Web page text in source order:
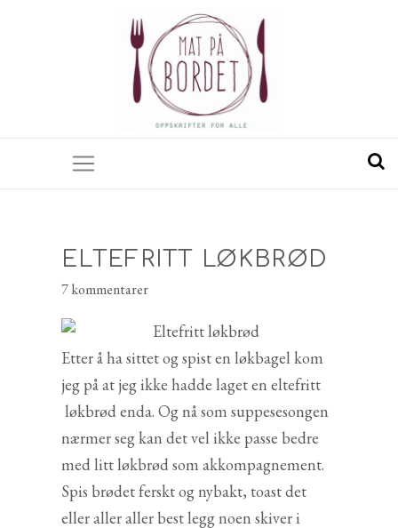
ELTEFRITT LØKBRØD
7 kommentarer
Etter å ha sittet og spist en løkbagel kom
jeg på at jeg ikke hadde laget en eltefritt
løkbrød enda. Og nå som suppesesongen
nærmer seg kan det vel ikke passe bedre
med litt løkbrød som akkompagnement.
Spis brødet ferskt og nybakt, toast det
eller aller aller best legg noen skiver i